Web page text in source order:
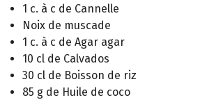
1 c. à c de Cannelle
Noix de muscade
1 c. à c de Agar agar
10 cl de Calvados
30 cl de Boisson de riz
85 g de Huile de coco